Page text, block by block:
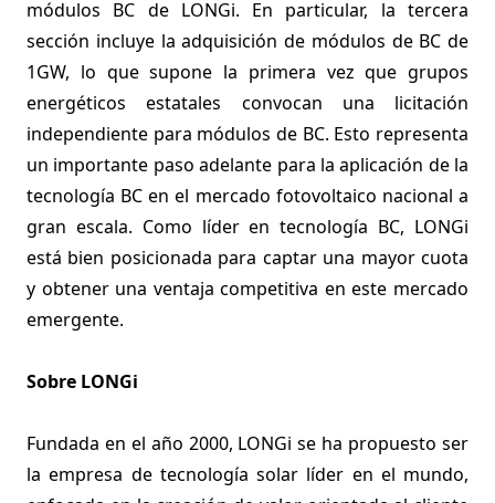
módulos BC de LONGi. En particular, la tercera
sección incluye la adquisición de módulos de BC de
1GW, lo que supone la primera vez que grupos
energéticos estatales convocan una licitación
independiente para módulos de BC. Esto representa
un importante paso adelante para la aplicación de la
tecnología BC en el mercado fotovoltaico nacional a
gran escala. Como líder en tecnología BC, LONGi
está bien posicionada para captar una mayor cuota
y obtener una ventaja competitiva en este mercado
emergente.
Sobre LONGi
Fundada en el año 2000, LONGi se ha propuesto ser
la empresa de tecnología solar líder en el mundo,